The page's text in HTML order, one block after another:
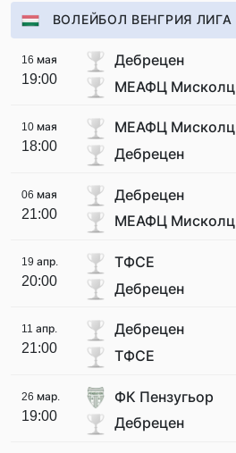
ВОЛЕЙБОЛ ВЕНГРИЯ ЛИГА
16 мая
19:00
Дебрецен
МЕАФЦ Мисколц
10 мая
18:00
МЕАФЦ Мисколц
Дебрецен
06 мая
21:00
Дебрецен
МЕАФЦ Мисколц
19 апр.
20:00
ТФСЕ
Дебрецен
11 апр.
21:00
Дебрецен
ТФСЕ
26 мар.
19:00
ФК Пензугьор
Дебрецен